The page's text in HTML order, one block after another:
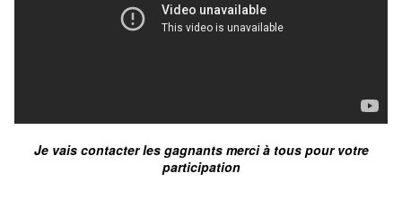
Je vais contacter les gagnants merci à tous pour votre
participation